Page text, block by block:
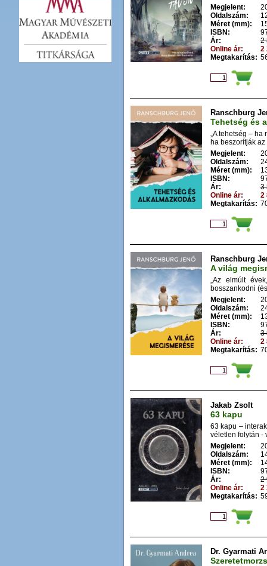
Megjelent:
Oldalszám:
Méret (mm):
ISBN:
Ár:
2
Online ár:
2
Megtakarítás:
Ranschburg
Tehetség és
„A tehetség –
ha beszorítják
Megjelent:
Oldalszám:
Méret (mm):
ISBN:
Ár:
3
Online ár:
2
Megtakarítás:
Ranschburg
A világ
„Az elmúlt
bosszankodni
Megjelent:
Oldalszám:
Méret (mm):
ISBN:
Ár:
3
Online ár:
2
Megtakarítás:
Jakab Zsolt
63 kapu
63 kapu –
véletlen folytán -
Megjelent:
Oldalszám:
Méret (mm):
ISBN:
Ár:
2
Online ár:
2
Megtakarítás:
Dr. Gyarmati